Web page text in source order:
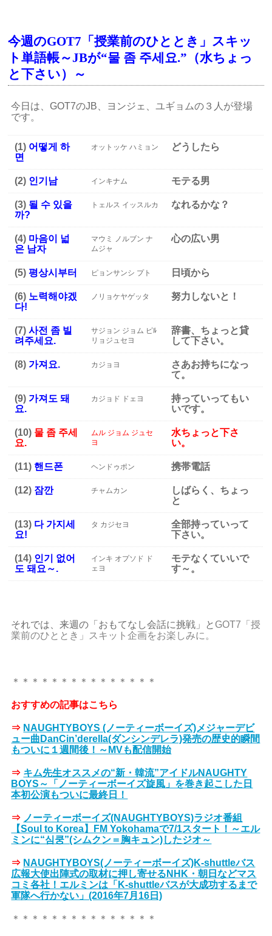
今週のGOT7「授業前のひととき」スキッ
ト単語帳～JBが“물 좀 주세요.”（水ちょっ
と下さい）～
今日は、GOT7のJB、ヨンジェ、ユギョムの３人が登場
です。
(1) 어떻게 하
면
オットッケ ハミョン どうしたら
(2) 인기남 インキナム モテる男
(3) 될 수 있을
까?
トェルス イッスルカ なれるかな？
(4) 마음이 넓
은 남자
マウミ ノルブン ナ
ムジャ
心の広い男
(5) 평상시부터 ピョンサンシ プト 日頃から
(6) 노력해야겠
다!
ノリョケヤゲッタ 努力しないと！
(7) 사전 좀 빌
려주세요.
サジョン ジョム ピﾙ
リョジュセヨ
辞書、ちょっと貸
して下さい。
(8) 가져요. カジョヨ
さあお持ちになっ
て。
(9) 가져도 돼
요.
カジョド ドェヨ
持っていってもい
いです。
(10) 물 좀 주세
요.
ムル ジョム ジュセ
ヨ
水ちょっと下さ
い。
(11) 핸드폰 ヘンドゥポン 携帯電話
(12) 잠깐 チャムカン
しばらく、ちょっ
と
(13) 다 가지세
요!
タ カジセヨ
全部持っていって
下さい。
(14) 인기 없어
도 돼요～.
インキ オプソド ド
ェヨ
モテなくていいで
す～。
それでは、来週の「おもてなし会話に挑戦」と GOT7「授
業前のひととき」スキット企画をお楽しみに。
＊＊＊＊＊＊＊＊＊＊＊＊＊＊＊
おすすめの記事はこちら
⇒ NAUGHTYBOYS (ノーティーボーイズ)メジャーデビ
ュー曲DanCin’derella(ダンシンデレラ)発売の歴史的瞬間
もついに１週間後！～MVも配信開始
⇒ キム先生オススメの“新・韓流”アイドルNAUGHTY
BOYS～「ノーティーボーイズ旋風」を巻き起こした日
本初公演もついに最終日！
⇒ ノーティーボーイズ(NAUGHTYBOYS)ラジオ番組
【Soul to Korea】FM Yokohamaで7/1スタート！～エル
ミンに“심쿵”(シムクン＝胸キュン)したジオ～
⇒ NAUGHTYBOYS(ノーティーボーイズ)K-shuttleバス
広報大使出陣式の取材に押し寄せるNHK・朝日などマス
コミ各社！エルミンは「K-shuttleバスが大成功するまで
軍隊へ行かない」(2016年7月16日)
＊＊＊＊＊＊＊＊＊＊＊＊＊＊＊